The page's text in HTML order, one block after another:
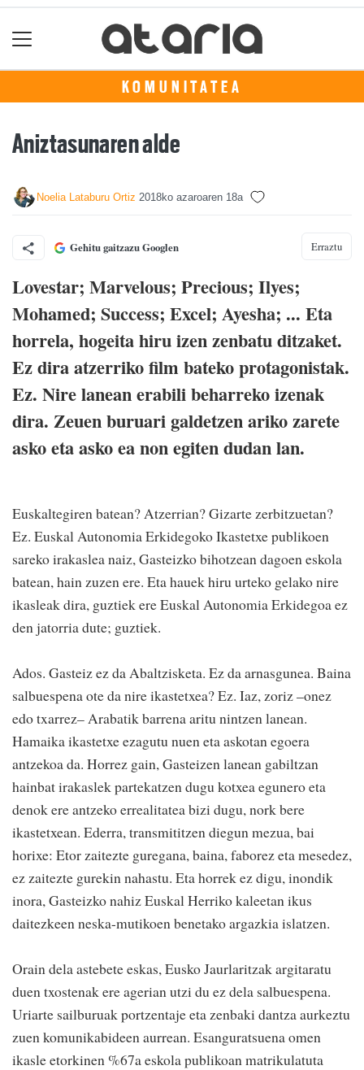
KOMUNITATEA
Aniztasunaren alde
Noelia Lataburu Ortiz 2018ko azaroaren 18a
Gehitu gaitzazu Googlen Erraztu
Lovestar; Marvelous; Precious; Ilyes;
Mohamed; Success; Excel; Ayesha; ... Eta
horrela, hogeita hiru izen zenbatu ditzaket.
Ez dira atzerriko film bateko protagonistak.
Ez. Nire lanean erabili beharreko izenak
dira. Zeuen buruari galdetzen ariko zarete
asko eta asko ea non egiten dudan lan.
Euskaltegiren batean? Atzerrian? Gizarte zerbitzuetan?
Ez. Euskal Autonomia Erkidegoko Ikastetxe publikoen
sareko irakaslea naiz, Gasteizko bihotzean dagoen eskola
batean, hain zuzen ere. Eta hauek hiru urteko gelako nire
ikasleak dira, guztiek ere Euskal Autonomia Erkidegoa ez
den jatorria dute; guztiek.
Ados. Gasteiz ez da Abaltzisketa. Ez da arnasgunea. Baina
salbuespena ote da nire ikastetxea? Ez. Iaz, zoriz –onez
edo txarrez– Arabatik barrena aritu nintzen lanean.
Hamaika ikastetxe ezagutu nuen eta askotan egoera
antzekoa da. Horrez gain, Gasteizen lanean gabiltzan
hainbat irakaslek partekatzen dugu kotxea egunero eta
denok ere antzeko errealitatea bizi dugu, nork bere
ikastetxean. Ederra, transmititzen diegun mezua, bai
horixe: Etor zaitezte guregana, baina, faborez eta mesedez,
ez zaitezte gurekin nahastu. Eta horrek ez digu, inondik
inora, Gasteizko nahiz Euskal Herriko kaleetan ikus
daitezkeen neska-mutikoen benetako argazkia islatzen.
Orain dela astebete eskas, Eusko Jaurlaritzak argitaratu
duen txostenak ere agerian utzi du ez dela salbuespena.
Uriarte sailburuak portzentaje eta zenbaki dantza aurkeztu
zuen komunikabideen aurrean. Esanguratsuena omen
ikasle etorkinen %67a eskola publikoan matrikulatuta